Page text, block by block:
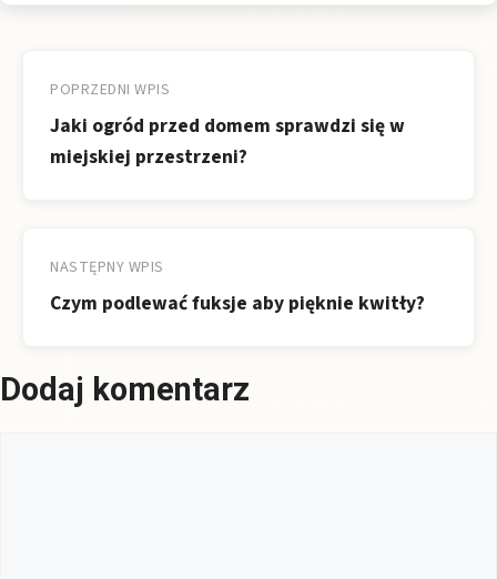
wpisu
POPRZEDNI WPIS
Jaki ogród przed domem sprawdzi się w
miejskiej przestrzeni?
NASTĘPNY WPIS
Czym podlewać fuksje aby pięknie kwitły?
Dodaj komentarz